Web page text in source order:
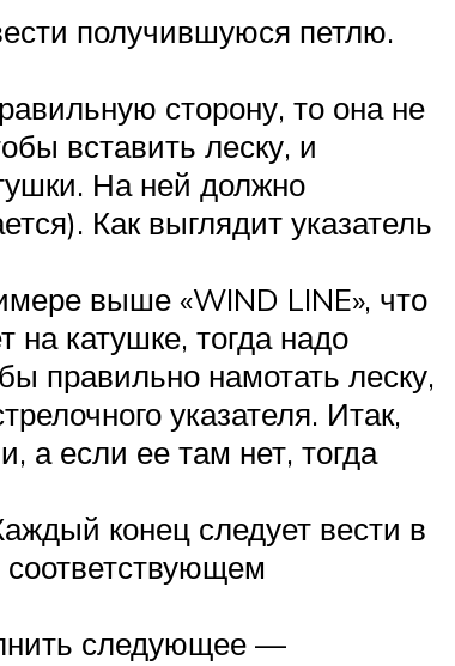
получившуюся петлю.
сторону, то она не
вставить леску, и
На ней должно
Как выглядит указатель
выше «WIND LINE», что
на катушке, тогда надо
правильно намотать леску,
указателя. Итак,
а если ее там нет, тогда
конец следует вести в
соответствующем
следующее —